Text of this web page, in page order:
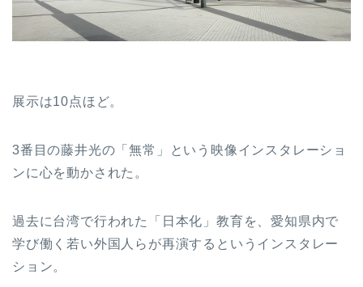
展示は10点ほど。
3番目の藤井光の「無常」という映像インスタレーショ
ンに心を動かされた。
過去に台湾で行われた「日本化」教育を、愛知県内で
学び働く若い外国人らが再演するというインスタレー
ション。